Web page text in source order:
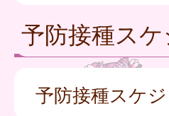
予防接種ス
予防接種スケ